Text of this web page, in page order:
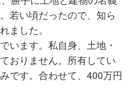
若い頃だったので、知ら
ました。
います。私自身、土地・
おりません。所有してい
です。合わせて、400万円